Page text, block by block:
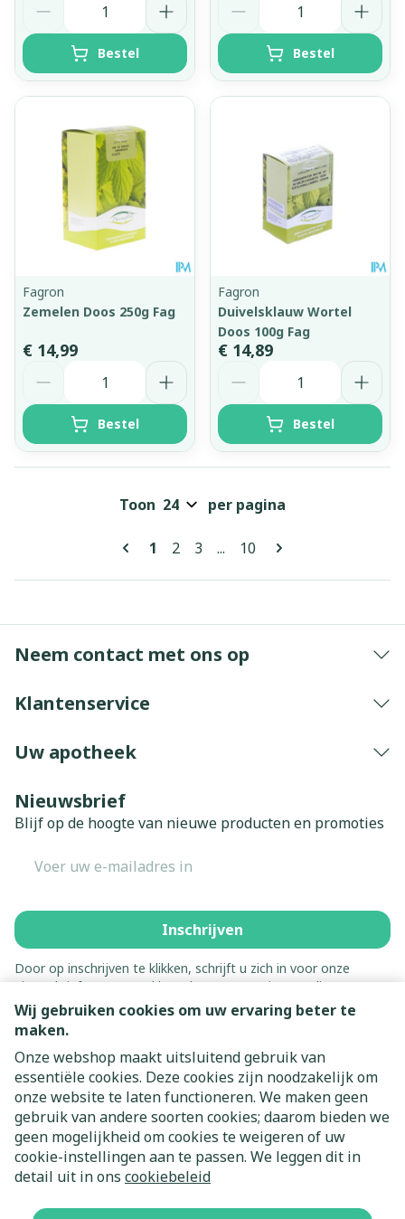
Wij gebruiken cookies om uw ervaring beter te
maken.
Onze webshop maakt uitsluitend gebruik van
essentiële cookies. Deze cookies zijn noodzakelijk om
onze website te laten functioneren. We maken geen
gebruik van andere soorten cookies; daarom bieden we
geen mogelijkheid om cookies te weigeren of uw
cookie-instellingen aan te passen. We leggen dit in
detail uit in ons cookiebeleid
Bestel Bestel
Fagron
Zemelen Doos 250g Fag
€ 14,99
Bestel
Fagron
Duivelsklauw Wortel
Doos 100g Fag
€ 14,89
Bestel
Pagina's
U lees momenteel pagina
1 Pagina
2 Pagina
3 ... Pagina
10
Toon per pagina
Neem contact met ons op
Klantenservice
Uw apotheek
Nieuwsbrief
Blijf op de hoogte van nieuwe producten en promoties
Inschrijven
Door op inschrijven te klikken, schrijft u zich in voor onze
nieuwsbrief en gaat u akkoord met onzeprivacy policy.
Juridische links